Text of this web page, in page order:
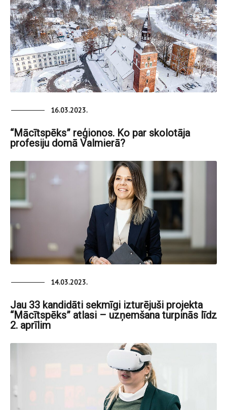
16.03.2023.
“Mācītspēks” reģionos. Ko par skolotāja
profesiju domā Valmierā?
14.03.2023.
Jau 33 kandidāti sekmīgi izturējuši projekta
“Mācītspēks” atlasi – uzņemšana turpinās līdz
2. aprīlim